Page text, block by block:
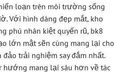
loạn trên môi trường sống
Với hình dáng đẹp mắt, kho
phú nhân kiệt quyến rũ, bk8
lớn mật sẽn cùng mang lại cho
trải nghiệm say đắm nhất.
hướng mang lại sâu hơn về tác